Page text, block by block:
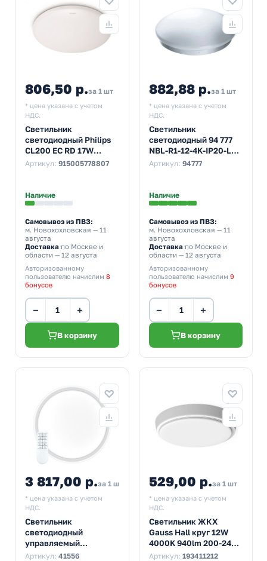
806,50 р.за 1 шт
* цена указана с учетом
НДС.
Светильник
светодиодный Philips
CL200 EC RD 17W
2700K 1300lm W HV 02
Артикул: 915005778807
Наличие
Самовывоз из ПВЗ:
м. Новохохловская — 11
августа
Доставка по Москве и
области — 12 августа
Авторизованному
пользователю начислим 8
бонусов
− +
В корзину
882,88 р.за 1 шт
* цена указана с учетом
НДС.
Светильник
светодиодный 94 777
NBL-R1-12-4K-IP20-LED
12W 4000K 960Lm
Артикул: 94777
Наличие
Самовывоз из ПВЗ:
м. Новохохловская — 11
августа
Доставкапо Москве и
области — 12 августа
Авторизованному
пользователю начислим 9
бонусов
− +
В корзину
3 817,00 р.за 1 шт 4 198,70
* цена указана с учетом
НДС.
Светильник
светодиодный
управляемый
накладной Feron
Артикул: 41556
529,00 р.за 1 шт
* цена указана с учетом
НДС.
Светильник ЖКХ
Gauss Hall круг 12W
4000K 940lm 200-240V
IP40 D135х32мм белый
Артикул: 193411212